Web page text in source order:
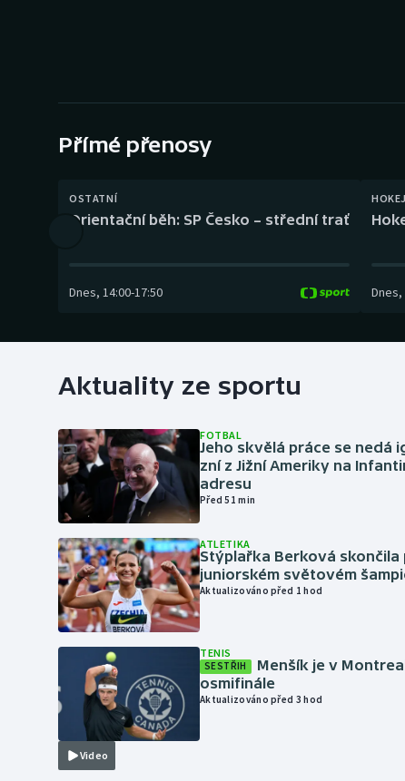
Gymnastika
Přímé přenosy
OSTATNÍ
Orientační běh: SP Česko – střední trať
Dnes, 14:00-17:50
HOKEJ
Dnes,
Aktuality ze sportu
FOTBAL
Jeho skvělá práce se nedá
zní z Jižní Ameriky na
adresu
Před 51 min
ATLETIKA
Stýplařka Berková skončila
juniorském světovém
Aktualizováno před 1 hod
Video
TENIS
SESTŘIH
Menšík je v
osmifinále
Aktualizováno před 3 hod